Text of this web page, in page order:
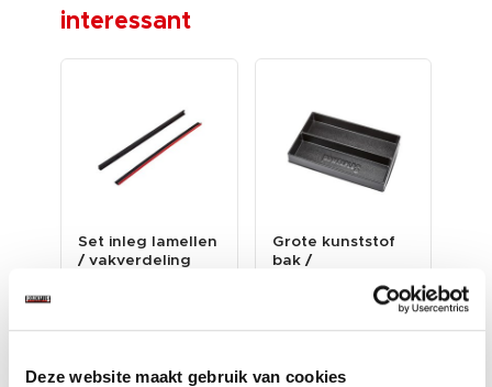
Deze website maakt gebruik van cookies
interessant
Set inleg lamellen
/ vakverdeling
Op voorraad
Gewicht: 118 gram
Grote kunststof
bak /
vakken 305 x ...
Op voorraad
Gewicht: 132 gram
x ...
€